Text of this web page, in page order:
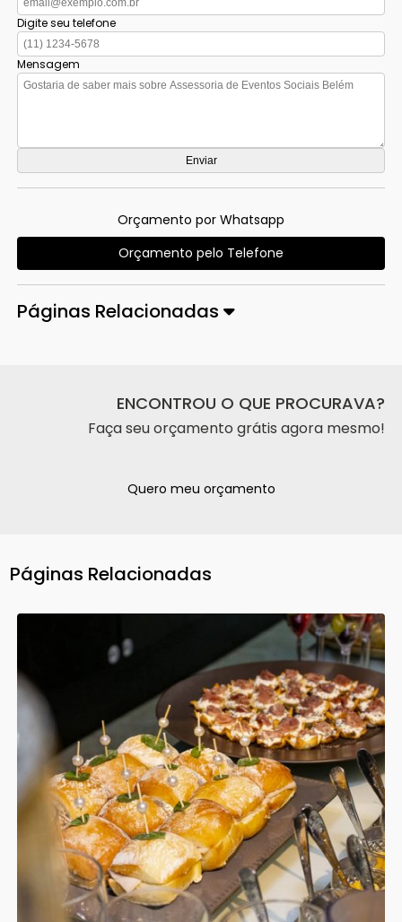
Digite seu telefone
Mensagem
Orçamento por Whatsapp
Orçamento pelo Telefone
Páginas Relacionadas
ENCONTROU O QUE PROCURAVA?
Faça seu orçamento grátis agora mesmo!
Quero meu orçamento
Páginas Relacionadas